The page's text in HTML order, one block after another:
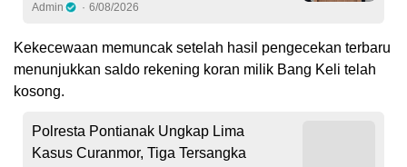
Admin 6/08/2026
Kekecewaan memuncak setelah hasil pengecekan terbaru
menunjukkan saldo rekening koran milik Bang Keli telah
kosong.
Polresta Pontianak Ungkap Lima
Kasus Curanmor, Tiga Tersangka